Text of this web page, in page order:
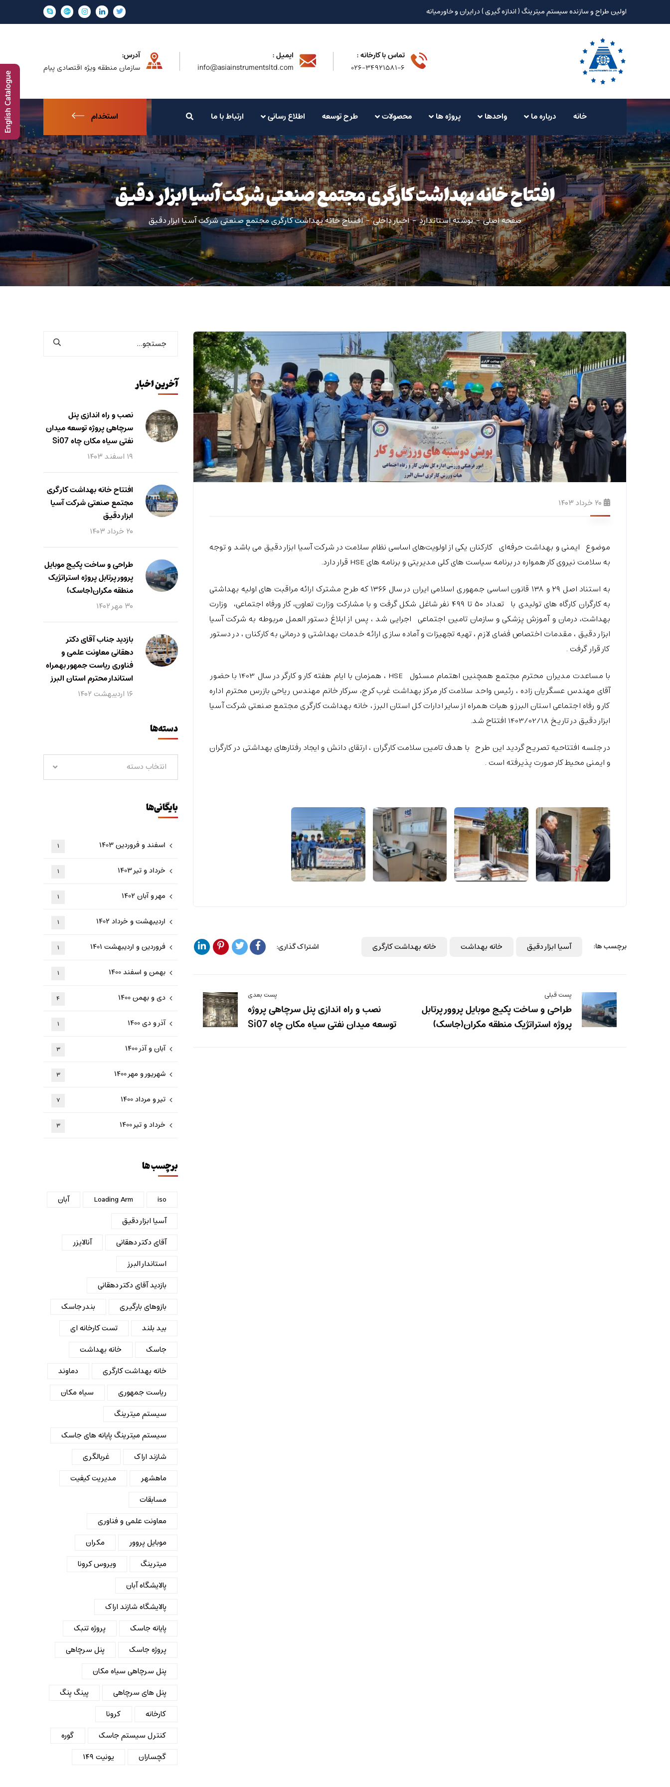
اولین طراح و سازنده سیستم میترینگ ( اندازه گیری ) در ایران و خاورمیانه
تماس با کارخانه :
۰۲۶-۳۴۹۲۱۵۸۱-۶
ایمیل :
info@asiainstrumentsltd.com
آدرس:
سازمان منطقه ویژه اقتصادی پیام
خانه درباره ما واحدها پروژه ها محصولات طرح توسعه اطلاع رسانی ارتباط با ما استخدام
افتتاح خانه بهداشت کارگری مجتمع صنعتی شرکت آسیا ابزار دقیق
صفحه اصلی نوشته استاندارد اخبار داخلی افتتاح خانه بهداشت کارگری مجتمع صنعتی شرکت آسیا ابزار دقیق
۲۰ خرداد ۱۴۰۳
موضوع ایمنی و بهداشت حرفه‌ای کارکنان یکی از اولویت‌های اساسی نظام سلامت در شرکت آسیا ابزار دقیق می باشد و توجه
به سلامت نیروی کار همواره در برنامه سیاست های کلی مدیریتی و برنامه های HSE قرار دارد.
به استناد اصل ۲۹ و ۱۳۸ قانون اساسی جمهوری اسلامی ایران در سال ۱۳۶۶ که طرح مشترک ارائه مراقبت های اولیه بهداشتی
به کارگران کارگاه های تولیدی با تعداد ۵۰ تا ۴۹۹ نفر شاغل شکل گرفت و با مشارکت وزارت تعاون، کار ورفاه اجتماعی، وزارت
بهداشت، درمان و آموزش پزشکی و سازمان تامین اجتماعی اجرایی شد ، پس از ابلاغ دستور العمل مربوطه به شرکت آسیا
ابزار دقیق ، مقدمات اختصاص فضای لازم ، تهیه تجهیزات و آماده سازی ارائه خدمات بهداشتی و درمانی به کارکنان ، در دستور
کار قرار گرفت .
با مساعدت مدیران محترم مجتمع همچنین اهتمام مسئول HSE ، همزمان با ایام هفته کار و کارگر در سال 1403 با حضور
آقای مهندس عسگریان زاده ، رئیس واحد سلامت کار مرکز بهداشت غرب کرج، سرکار خانم مهندس ریاحی بازرس محترم اداره
کار و رفاه اجتماعی استان البرز و هیات همراه از سایر ادارات کل استان البرز ، خانه بهداشت کارگری مجتمع صنعتی شرکت آسیا
ابزار دقیق در تاریخ 1403/02/18 افتتاح شد.
در جلسه افتتاحیه تصریح گردید این طرح با هدف تامین سلامت کارگران ، ارتقای دانش و ایجاد رفتارهای بهداشتی در کارگران
و ایمنی محیط کار صورت پذیرفته است .
برچسب ها: آسیا ابزار دقیق خانه بهداشت خانه بهداشت کارگری اشتراک گذاری:
پست قبلی
طراحی و ساخت پکیج موبایل پروور پرتابل
پروژه استراتژیک منطقه مکران(جاسک)
پست بعدی
نصب و راه اندازی پنل سرچاهی پروژه
توسعه میدان نفتی سیاه مکان چاه Si07
آخرین اخبار
نصب و راه اندازی پنل
سرچاهی پروژه توسعه میدان
نفتی سیاه مکان چاه Si07
۱۹ اسفند ۱۴۰۳
افتتاح خانه بهداشت کارگری
مجتمع صنعتی شرکت آسیا
ابزار دقیق
۲۰ خرداد ۱۴۰۳
طراحی و ساخت پکیج موبایل
پروور پرتابل پروژه استراتژیک
منطقه مکران(جاسک)
۳۰ مهر ۱۴۰۲
بازدید جناب آقای دکتر
دهقانی معاونت علمی و
فناوری ریاست جمهور بهمراه
استاندار محترم استان البرز
۱۶ اردیبهشت ۱۴۰۲
دسته‌ها
انتخاب دسته
بایگانی‌ها
اسفند و فروردین ۱۴۰۳ ۱
خرداد و تیر ۱۴۰۳ ۱
مهر و آبان ۱۴۰۲ ۱
اردیبهشت و خرداد ۱۴۰۲ ۱
فروردین و اردیبهشت ۱۴۰۱ ۱
بهمن و اسفند ۱۴۰۰ ۱
دی و بهمن ۱۴۰۰ ۴
آذر و دی ۱۴۰۰ ۱
آبان و آذر ۱۴۰۰ ۳
شهریور و مهر ۱۴۰۰ ۳
تیر و مرداد ۱۴۰۰ ۷
خرداد و تیر ۱۴۰۰ ۳
برچسب ها
iso
Loading Arm
آبان
آسیا ابزار دقیق
آقای دکتر دهقانی
آنالایزر
استاندار البرز
بازدید آقای دکتر دهقانی
بازوهای بارگیری
بندر جاسک
بید بلند
تست کارخانه ای
جاسک
خانه بهداشت
خانه بهداشت کارگری
دماوند
ریاست جمهوری
سیاه مکان
سیستم میترینگ
سیستم میترینگ پایانه های جاسک
شازند اراک
غربالگری
ماهشهر
مدیریت کیفیت
مسابقات
معاونت علمی و فناوری
موبایل پروور
مکران
میترینگ
ویروس کرونا
پالایشگاه آبان
پالایشگاه شازند اراک
پایانه جاسک
پروژه تنبک
پروژه جاسک
پنل سرچاهی
پنل سرچاهی سیاه مکان
پنل های سرچاهی
پینگ پنگ
کارخانه
کرونا
کنترل سیستم جاسک
گوره
گچساران
یونیت ۱۴۹
English Catalogue